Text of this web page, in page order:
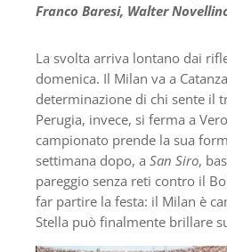
Franco Baresi, Walter
La svolta arriva lontano dai
domenica. Il Milan va a
determinazione di chi sente il
Perugia, invece, si ferma a
campionato prende la sua
settimana dopo, a San Siro,
pareggio senza reti contro il
far partire la festa: il Milan è
Stella può finalmente brillare